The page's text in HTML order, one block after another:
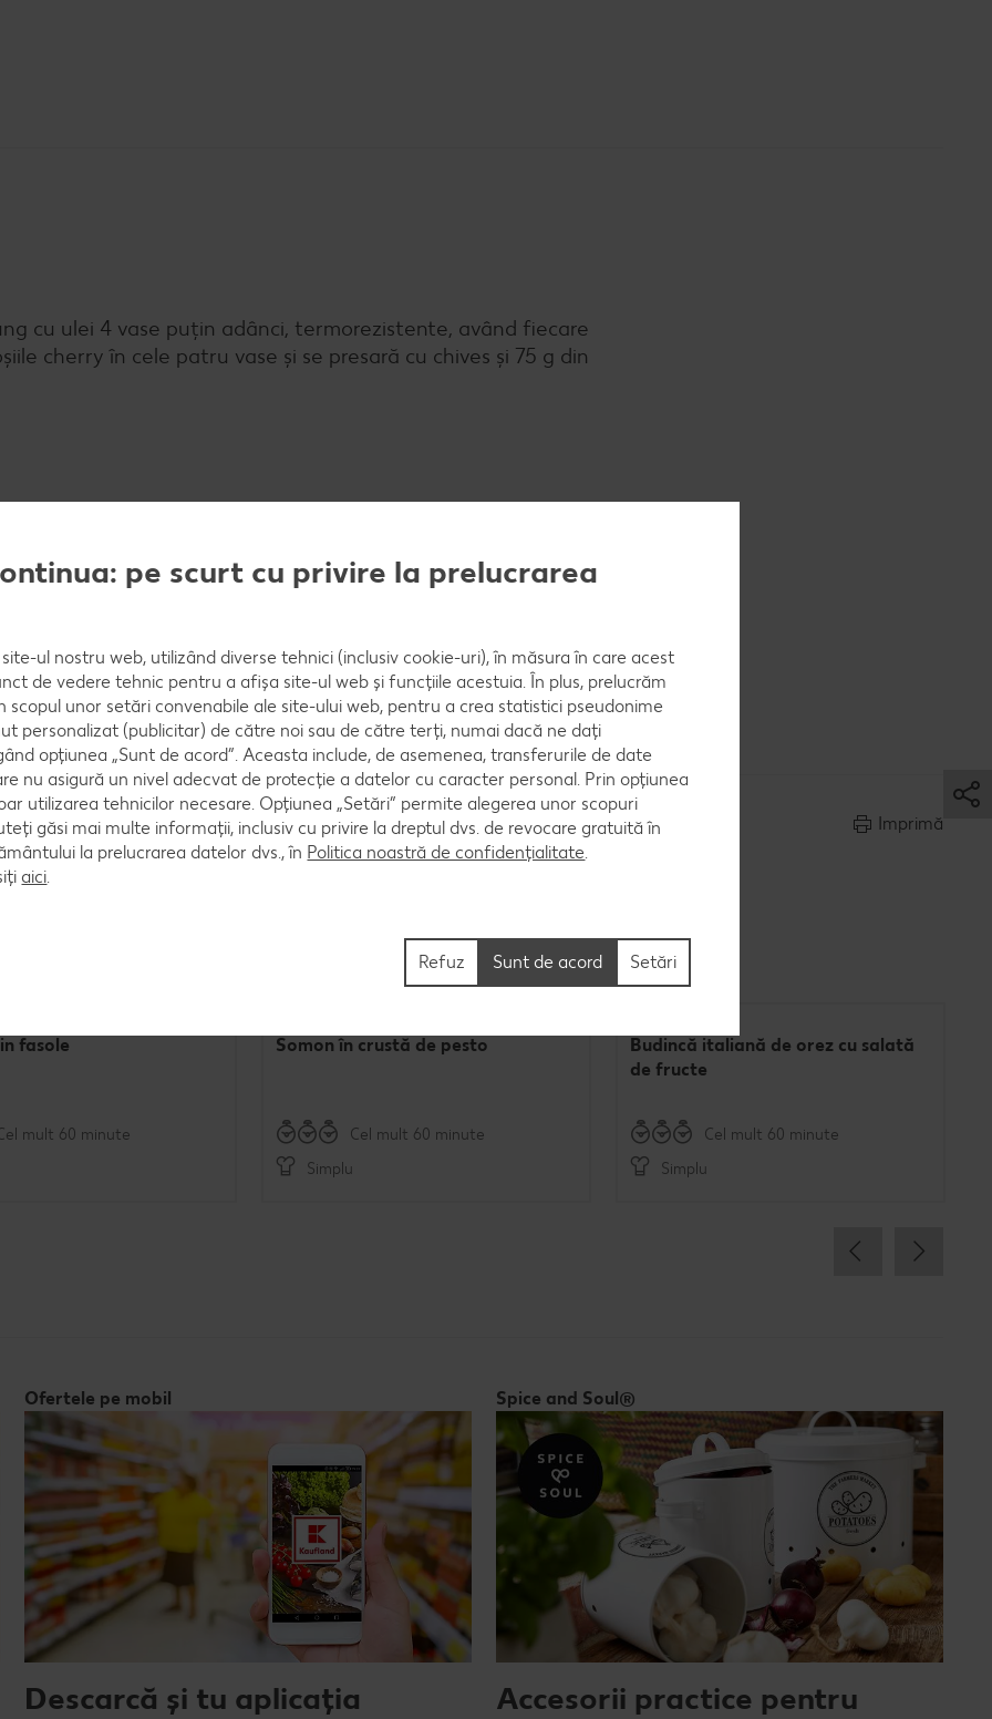
cu ulei 4 vase puțin adânci, termorezistente, având fiecare
cherry în cele patru vase și se presară cu chives și 75 g din
apoi se adaugă treptat făina, amestecând până se
și se toarnă încet laptele, amestecând pentru a obține un
gust.
egal în cele patru vase. Se presară deasupra cașacavalul
până se încheagă, sunt pufoase și aurii.
Imprimă
fasole
mult 60 minute
Somon în crustă de pesto
Cel mult 60 minute
Simplu
Budincă italiană de orez cu salată
de fructe
Cel mult 60 minute
Simplu
Ofertele pe mobil
Descarcă și tu aplicația
Spice and Soul®
Accesorii practice pentru
pe scurt cu privire la prelucrarea
ul nostru web, utilizând diverse tehnici (inclusiv cookie-uri), în măsura în care acest
de vedere tehnic pentru a afișa site-ul web și funcțiile acestuia. În plus, prelucrăm
scopul unor setări convenabile ale site-ului web, pentru a crea statistici pseudonime
personalizat (publicitar) de către noi sau de către terți, numai dacă ne dați
opțiunea „Sunt de acord”. Aceasta include, de asemenea, transferurile de date
nu asigură un nivel adecvat de protecție a datelor cu caracter personal. Prin opțiunea
utilizarea tehnicilor necesare. Opțiunea „Setări” permite alegerea unor scopuri
găsi mai multe informații, inclusiv cu privire la dreptul dvs. de revocare gratuită în
la prelucrarea datelor dvs., în Politica noastră de confidențialitate
aici
Setări
Refuz Sunt de acord